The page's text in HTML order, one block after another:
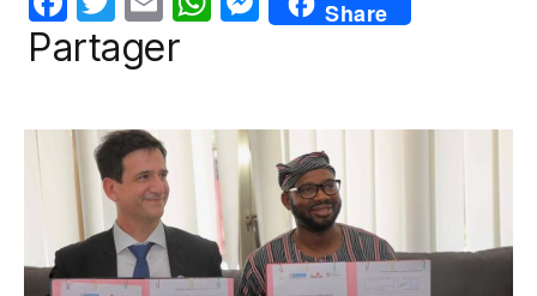
o
k
p
er
a
e
b
o
o
k
w
itt
er
m
s
A
p
p
e
e
n
g
er
Share
Partager